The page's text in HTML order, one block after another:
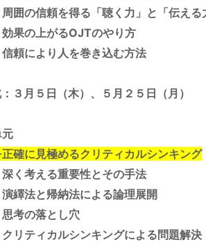
信頼を得る「聴く力」と「伝える
上がるOJTのやり方
頼により人を巻き込む方法
３月５日（木）、５月２５日（月）
正確に見極めるクリティカルシンキング
く考える重要性とその手法
と帰納法による論理展開
の落とし穴
リティカルシンキングによる問題解決